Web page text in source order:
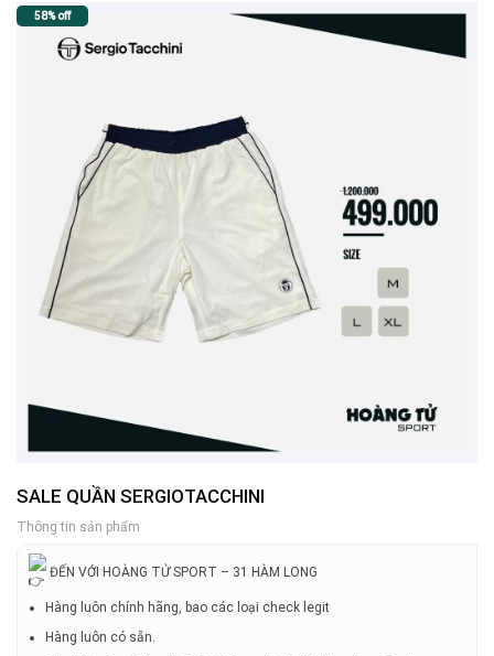
58% off
SALE QUẦN SERGIOTACCHINI
Thông tin sản phẩm
ĐẾN VỚI HOÀNG TỬ SPORT – 31 HÀM LONG
Hàng luôn chính hãng, bao các loại check legit
Hàng luôn có sẵn.